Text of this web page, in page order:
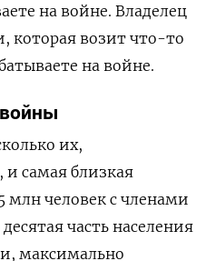
на войне. Владелец
которая возит что-то
на войне.
их,
самая близкая
млн человек с членами
часть населения
максимально